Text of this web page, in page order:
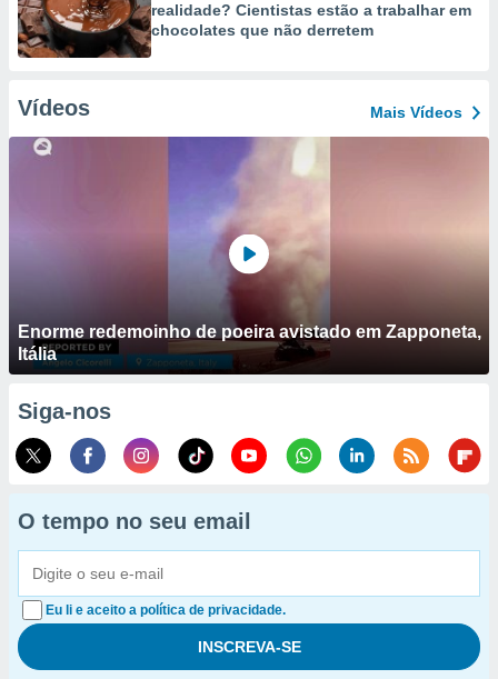
realidade? Cientistas estão a trabalhar em
chocolates que não derretem
Vídeos Mais Vídeos
Enorme redemoinho de poeira avistado em Zapponeta,
Itália
Siga-nos
O tempo no seu email
Eu li e aceito a política de privacidade.